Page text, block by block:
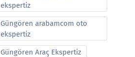
ekspertiz
Güngören arabamcom oto
ekspertiz
Güngören Araç Ekspertiz